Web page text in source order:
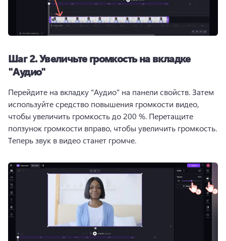
Шаг 2.Увеличьте громкость на вкладке
"Аудио"
Перейдите на вкладку "Аудио" на панели свойств. Затем
используйте средство повышения громкости видео,
чтобы увеличить громкость до 200 %. Перетащите
Теперь звук в видео станет громче.